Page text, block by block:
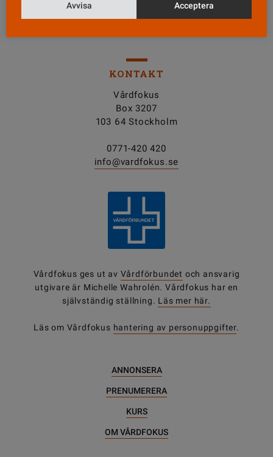
Tipsa oss!
KONTAKT
Vårdfokus
Box 3207
103 64 Stockholm
0771-420 420
info@vardfokus.se
Vårdfokus ges ut av Vårdförbundet och ansvarig
utgivare är Michelle Wahrolén. Vårdfokus har en
självständig ställning. Läs mer här.
Läs om Vårdfokus hantering av personuppgifter.
ANNONSERA
PRENUMERERA
KURS
OM VÅRDFOKUS
Avvisa Acceptera